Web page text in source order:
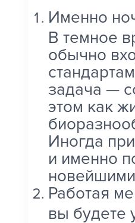
Именно
В темное
обычно
задача —
этом как
Иногда
и именно
Работая
вы будете